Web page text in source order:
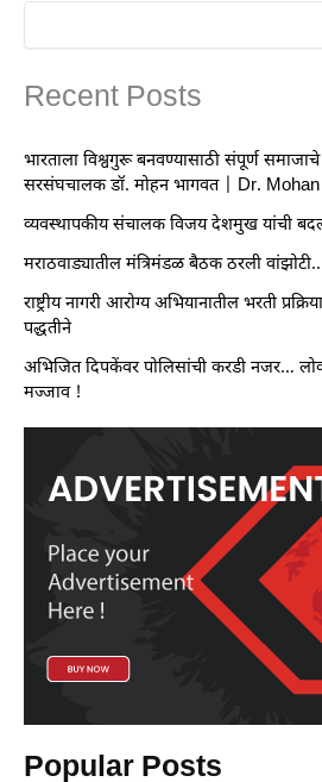
Recent Posts
भारताला विश्वगुरू बनवण्यासाठी संपूर्ण
सरसंघचालक डॉ. मोहन भागवत | Dr.
व्यवस्थापकीय संचालक विजय देशमुख यांची
मराठवाड्यातील मंत्रिमंडळ बैठक ठरली
राष्ट्रीय नागरी आरोग्य अभियानातील भरती
पद्धतीने
अभिजित दिपकेंवर पोलिसांची करडी नजर…
मज्जाव !
Popular Posts